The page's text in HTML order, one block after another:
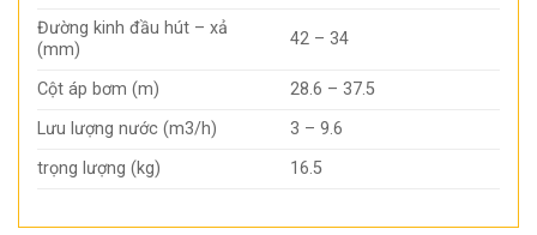
Đường kinh đầu hút – xả
(mm)
42 – 34
Cột áp bơm (m)
28.6 – 37.5
Lưu lượng nước (m3/h)
3 – 9.6
trọng lượng (kg)
16.5